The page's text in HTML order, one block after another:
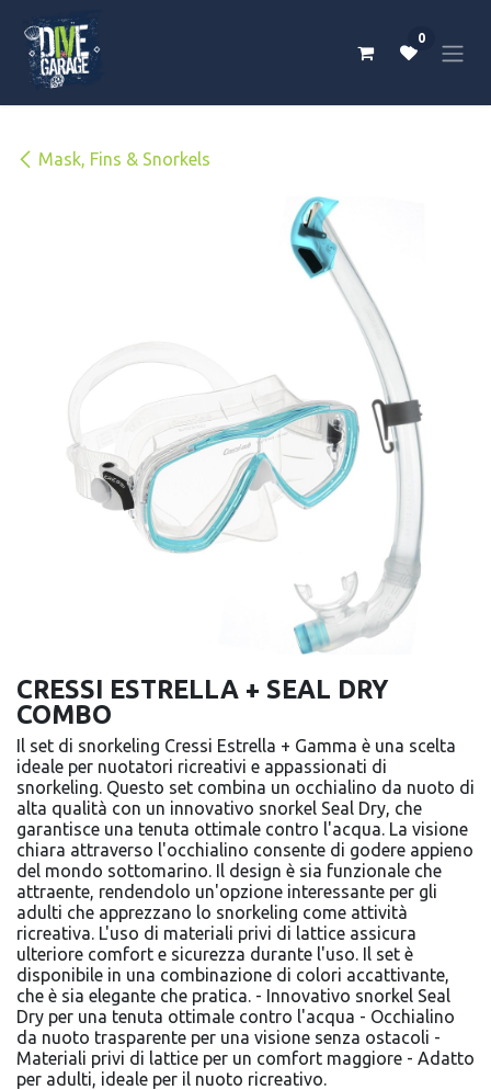
0
Mask, Fins & Snorkels
CRESSI ESTRELLA + SEAL DRY
COMBO
Il set di snorkeling Cressi Estrella + Gamma è una scelta
ideale per nuotatori ricreativi e appassionati di
snorkeling. Questo set combina un occhialino da nuoto di
alta qualità con un innovativo snorkel Seal Dry, che
garantisce una tenuta ottimale contro l'acqua. La visione
chiara attraverso l'occhialino consente di godere appieno
del mondo sottomarino. Il design è sia funzionale che
attraente, rendendolo un'opzione interessante per gli
adulti che apprezzano lo snorkeling come attività
ricreativa. L'uso di materiali privi di lattice assicura
ulteriore comfort e sicurezza durante l'uso. Il set è
disponibile in una combinazione di colori accattivante,
che è sia elegante che pratica. - Innovativo snorkel Seal
Dry per una tenuta ottimale contro l'acqua - Occhialino
da nuoto trasparente per una visione senza ostacoli -
Materiali privi di lattice per un comfort maggiore - Adatto
per adulti, ideale per il nuoto ricreativo.